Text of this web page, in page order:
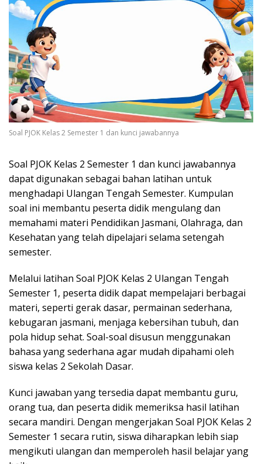
Soal PJOK Kelas 2 Semester 1 dan kunci jawabannya
Soal PJOK Kelas 2 Semester 1 dan kunci jawabannya
dapat digunakan sebagai bahan latihan untuk
menghadapi Ulangan Tengah Semester. Kumpulan
soal ini membantu peserta didik mengulang dan
memahami materi Pendidikan Jasmani, Olahraga, dan
Kesehatan yang telah dipelajari selama setengah
semester.
Melalui latihan Soal PJOK Kelas 2 Ulangan Tengah
Semester 1, peserta didik dapat mempelajari berbagai
materi, seperti gerak dasar, permainan sederhana,
kebugaran jasmani, menjaga kebersihan tubuh, dan
pola hidup sehat. Soal-soal disusun menggunakan
bahasa yang sederhana agar mudah dipahami oleh
siswa kelas 2 Sekolah Dasar.
Kunci jawaban yang tersedia dapat membantu guru,
orang tua, dan peserta didik memeriksa hasil latihan
secara mandiri. Dengan mengerjakan Soal PJOK Kelas 2
Semester 1 secara rutin, siswa diharapkan lebih siap
mengikuti ulangan dan memperoleh hasil belajar yang